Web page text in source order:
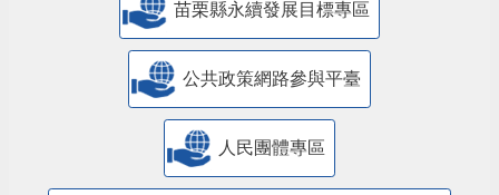
苗栗縣永續發展目標專區
公共政策網路參與平臺
人民團體專區